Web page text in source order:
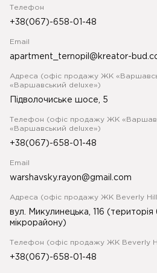
Телефон
+38(067)-658-01-48
Email
apartment_ternopil@kreator-
Адреса (офіс продажу ЖК
«Варшавський deluxe»)
Підволочиське шосе, 5
Телефон (офіс продажу ЖК
«Варшавський deluxe»)
+38(067)-658-01-48
Email
warshavsky.rayon@gmail.com
Адреса (офіс продажу ЖК Beverly
вул. Микулинецька, 116 (територія
мікрорайону)
Телефон (офіс продажу ЖК Beverly
+38(067)-658-01-48